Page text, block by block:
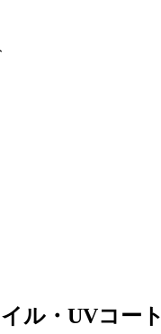
ル・UVコート